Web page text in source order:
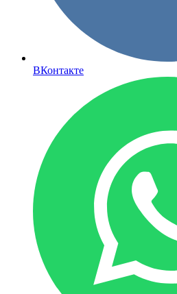
ВКонтакте